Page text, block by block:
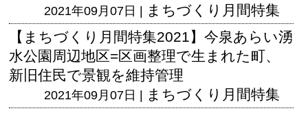
2021年09月07日 | まちづくり月間特集
【まちづくり月間特集2021】今泉あらい湧
水公園周辺地区=区画整理で生まれた町、
新旧住民で景観を維持管理
2021年09月07日 | まちづくり月間特集